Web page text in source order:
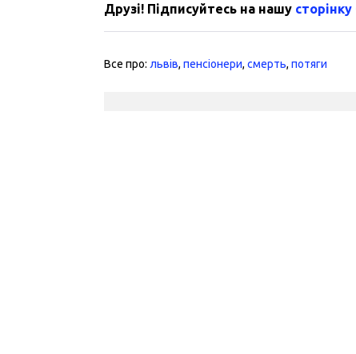
Друзі! Підписуйтесь на нашу
Все про: львів,пенсіонери,смерть,потяги